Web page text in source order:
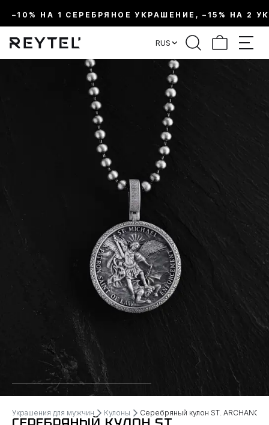
–10% НА 1 СЕРЕБРЯНОЕ УКРАШЕНИЕ, –15% НА 2
RUS
Украшения для мужчин Кулоны Серебряный кулон ST. ARCHANGEL